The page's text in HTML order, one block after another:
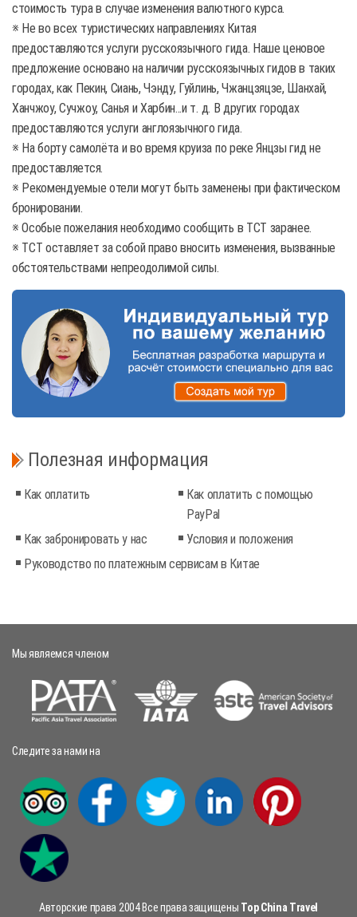
стоимость тура в случае изменения валютного курса.
※ Не во всех туристических направлениях Китая
предоставляются услуги русскоязычного гида. Наше ценовое
предложение основано на наличии русскоязычных гидов в таких
городах, как Пекин, Сиань, Чэнду, Гуйлинь, Чжанцзяцзе, Шанхай,
Ханчжоу, Сучжоу, Санья и Харбин...и т. д. В других городах
предоставляются услуги англоязычного гида.
※ На борту самолёта и во время круиза по реке Янцзы гид не
предоставляется.
※ Рекомендуемые отели могут быть заменены при фактическом
бронировании.
※ Особые пожелания необходимо сообщить в TCT заранее.
※ TCT оставляет за собой право вносить изменения, вызванные
обстоятельствами непреодолимой силы.
Полезная информация
Как оплатить
Как оплатить с помощью
PayPal
Как забронировать у нас
Условия и положения
Руководство по платежным сервисам в Китае
Мы являемся членом
Следите за нами на
Авторские права 2004 Все права защищены Top China Travel